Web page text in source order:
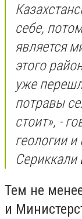
себе,
является
этого
уже
потравы
стоит», -
геологии
Тем не
и